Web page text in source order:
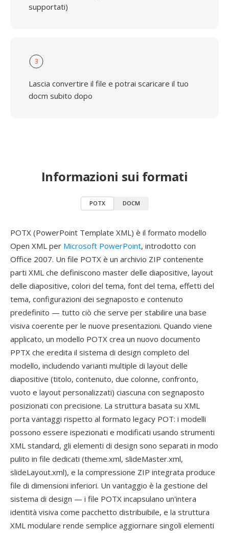
supportati)
3
Lascia convertire il file e potrai scaricare il tuo
docm subito dopo
Informazioni sui formati
POTX DOCM
POTX (PowerPoint Template XML) è il formato modello
Open XML per Microsoft PowerPoint, introdotto con
Office 2007. Un file POTX è un archivio ZIP contenente
parti XML che definiscono master delle diapositive, layout
delle diapositive, colori del tema, font del tema, effetti del
tema, configurazioni dei segnaposto e contenuto
predefinito — tutto ciò che serve per stabilire una base
visiva coerente per le nuove presentazioni. Quando viene
applicato, un modello POTX crea un nuovo documento
PPTX che eredita il sistema di design completo del
modello, includendo varianti multiple di layout delle
diapositive (titolo, contenuto, due colonne, confronto,
vuoto e layout personalizzati) ciascuna con segnaposto
posizionati con precisione. La struttura basata su XML
porta vantaggi rispetto al formato legacy POT: i modelli
possono essere ispezionati e modificati usando strumenti
XML standard, gli elementi di design sono separati in modo
pulito in file dedicati (theme.xml, slideMaster.xml,
slideLayout.xml), e la compressione ZIP integrata produce
file di dimensioni inferiori. Un vantaggio è la gestione del
sistema di design — i file POTX incapsulano un'intera
identità visiva come pacchetto distribuibile, e la struttura
XML modulare rende semplice aggiornare singoli elementi